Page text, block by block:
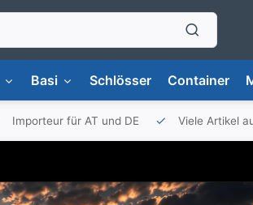
Basi Schlösser Container
Importeur für AT und DE Viele Artikel